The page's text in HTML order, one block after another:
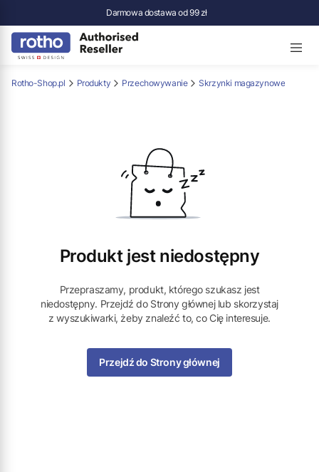
Darmowa dostawa od 99 zł
Rotho-Shop.pl Produkty Przechowywanie Skrzynki magazynowe
Produkt jest niedostępny
Przepraszamy, produkt, którego szukasz jest
niedostępny. Przejdź do Strony głównej lub skorzystaj
z wyszukiwarki, żeby znaleźć to, co Cię interesuje.
Przejdź do Strony głównej